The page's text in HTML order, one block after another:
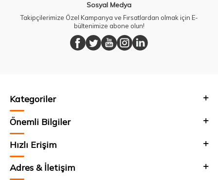
Sosyal Medya
Takipçilerimize Özel Kampanya ve Fırsatlardan olmak için E-
bültenimize abone olun!
Kategoriler
Önemli Bilgiler
Hızlı Erişim
Adres & İletişim